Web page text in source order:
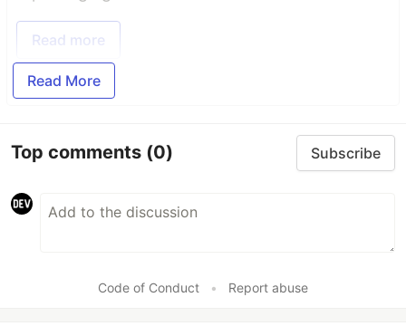
Read more
Read More
Top comments (0) Subscribe
Code of Conduct • Report abuse